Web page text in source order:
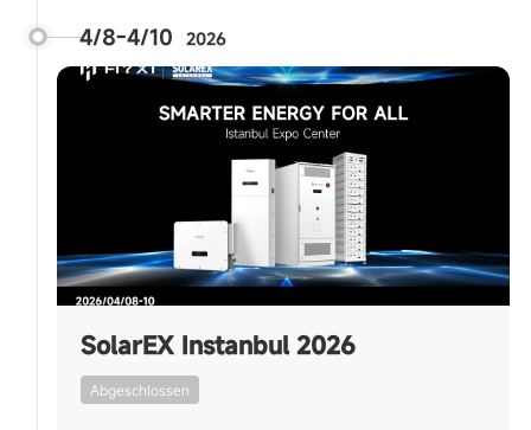
4/8-4/10 2026
SolarEX Instanbul 2026
Abgeschlossen